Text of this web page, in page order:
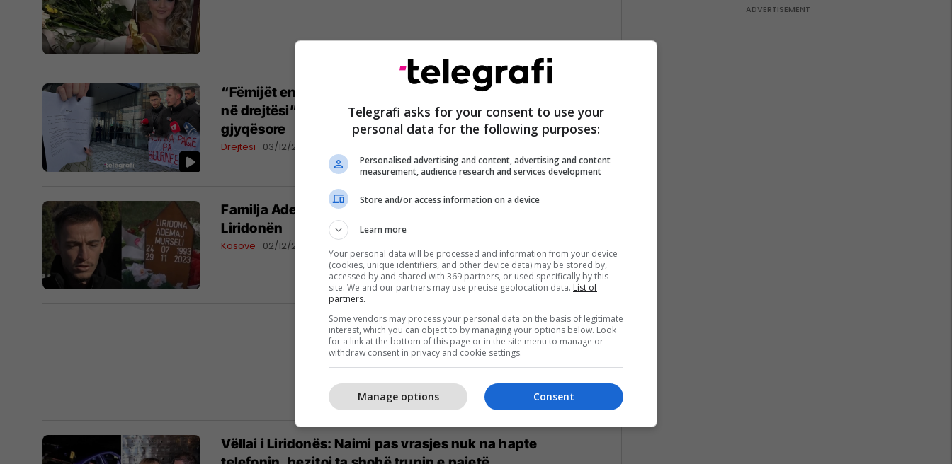
“Fëmijët ende nuk e dinë që ju ka vdek nëna”, “Besojmë
në drejtësi” – vëllai i Liridonës flet pas seancës së sotme
gjyqësore
Drejtësi 03/12/2023
Familja Ademaj kërkon t'u lejohet që nesër ta rivarrosin
Liridonën
Kosovë 02/12/2023
Vëllai i Liridonës: Naimi pas vrasjes nuk na hapte
Telegrafi asks for your consent to use your
personal data for the following purposes:
Personalised advertising and content, advertising and content
measurement, audience research and services development
Store and/or access information on a device
Learn more
Your personal data will be processed and information from your device
(cookies, unique identifiers, and other device data) may be stored by,
accessed by and shared with 369 partners, or used specifically by this
site. We and our partners may use precise geolocation data. List of
partners.
Some vendors may process your personal data on the basis of legitimate
interest, which you can object to by managing your options below. Look
for a link at the bottom of this page or in the site menu to manage or
withdraw consent in privacy and cookie settings.
Consent
Manage options